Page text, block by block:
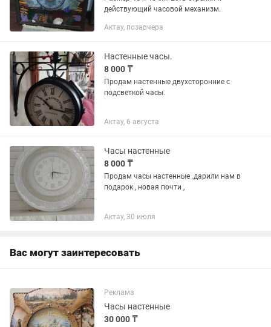
действующий часовой механизм.
Актау, позавчера
Настенные часы.
8 000 ₸
Продам настенные двухсторонние с
подсветкой часы.
Актау, 6 августа
Часы настенные
8 000 ₸
Продам часы настенные .дарили нам в
подарок , новая почти ,
Актау, 30 июля
Вас могут заинтересовать
Реклама
Часы настенные
30 000 ₸